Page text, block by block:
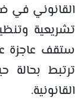
القانوني في
تشريعية
ستقف عاجزة
ترتبط بحالة
القانونية.